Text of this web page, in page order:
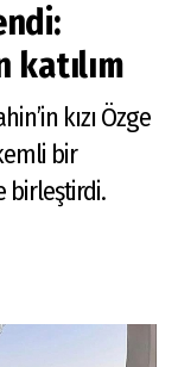
katılım
kızı Özge
bir
birleştirdi.